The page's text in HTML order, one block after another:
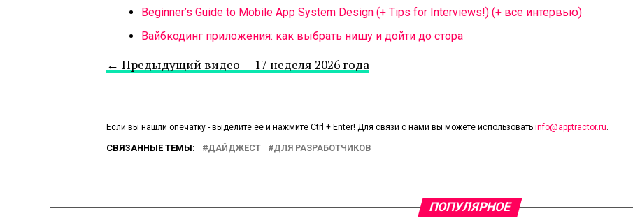
Beginner’s Guide to Mobile App System Design (+ Tips for Interviews!) (+ все интервью)
Вайбкодинг приложения: как выбрать нишу и дойти до стора
← Предыдущий видео — 17 неделя 2026 года
Если вы нашли опечатку - выделите ее и нажмите Ctrl + Enter! Для связи с нами вы можете использовать info@apptractor.ru.
СВЯЗАННЫЕ ТЕМЫ: ДАЙДЖЕСТ ДЛЯ РАЗРАБОТЧИКОВ
ПОПУЛЯРНОЕ